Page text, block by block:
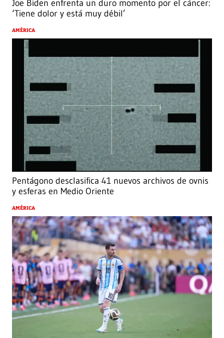
Joe Biden enfrenta un duro momento por el cáncer:
‘Tiene dolor y está muy débil’
AMÉRICA
Pentágono desclasifica 41 nuevos archivos de ovnis
y esferas en Medio Oriente
AMÉRICA